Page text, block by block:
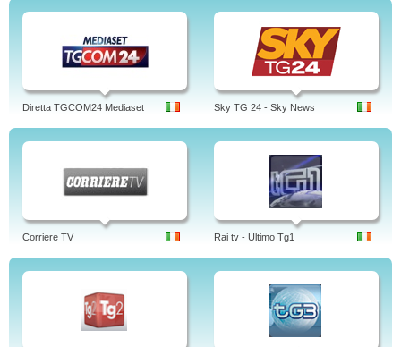
Diretta TGCOM24 Mediaset Sky TG 24 - Sky News
Corriere TV Rai tv - Ultimo Tg1